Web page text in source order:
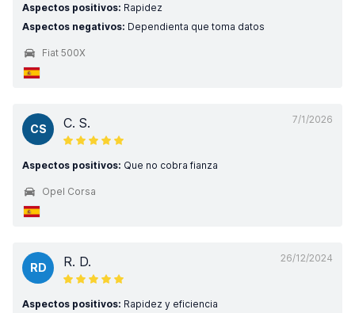
Aspectos positivos: Rapidez
Aspectos negativos: Dependienta que toma datos
Fiat 500X
7/1/2026
CS C. S.
Aspectos positivos: Que no cobra fianza
Opel Corsa
26/12/2024
RD R. D.
Aspectos positivos: Rapidez y eficiencia